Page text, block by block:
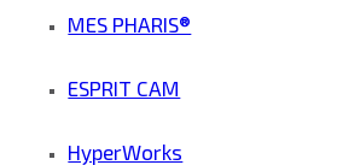
MES PHARIS®
ESPRIT CAM
HyperWorks